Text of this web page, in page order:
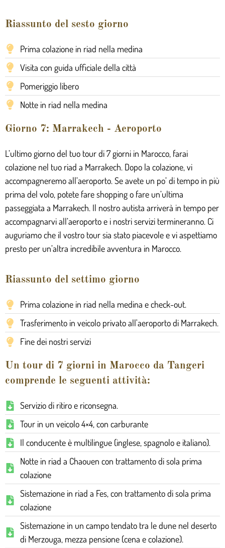
Riassunto del sesto giorno
Prima colazione in riad nella medina
Visita con guida ufficiale della città
Pomeriggio libero
Notte in riad nella medina
Giorno 7: Marrakech - Aeroporto
L’ultimo giorno del tuo tour di 7 giorni in Marocco, farai
colazione nel tuo riad a Marrakech. Dopo la colazione, vi
accompagneremo all’aeroporto. Se avete un po’ di tempo in più
prima del volo, potete fare shopping o fare un’ultima
passeggiata a Marrakech. Il nostro autista arriverà in tempo per
accompagnarvi all’aeroporto e i nostri servizi termineranno. Ci
auguriamo che il vostro tour sia stato piacevole e vi aspettiamo
presto per un’altra incredibile avventura in Marocco.
Riassunto del settimo giorno
Prima colazione in riad nella medina e check-out.
Trasferimento in veicolo privato all'aeroporto di Marrakech.
Fine dei nostri servizi
Un tour di 7 giorni in Marocco da Tangeri
comprende le seguenti attività:
Servizio di ritiro e riconsegna.
Tour in un veicolo 4×4, con carburante
Il conducente è multilingue (inglese, spagnolo e italiano).
Notte in riad a Chaouen con trattamento di sola prima
colazione
Sistemazione in riad a Fes, con trattamento di sola prima
colazione
Sistemazione in un campo tendato tra le dune nel deserto
di Merzouga, mezza pensione (cena e colazione).